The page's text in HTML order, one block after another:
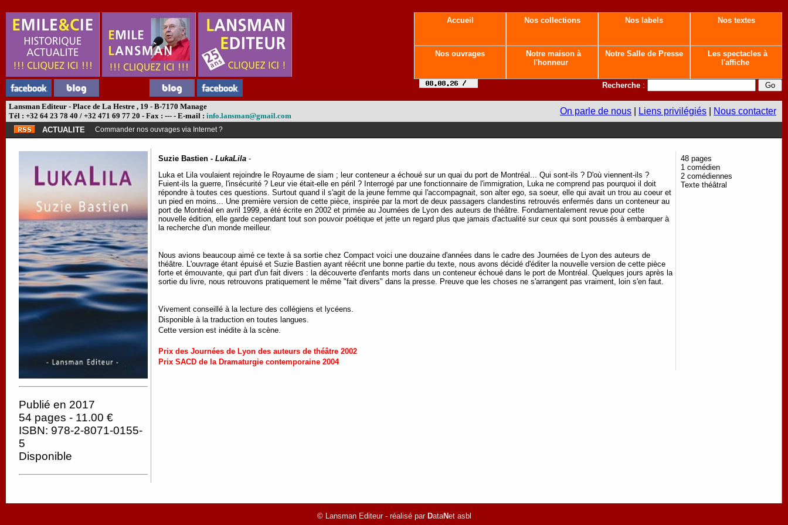
Accueil Nos collections Nos labels Nos textes
Nos ouvrages
Notre maison à
l'honneur
Notre Salle de Presse
Les spectacles à
l'affiche
Recherche :
Lansman Editeur - Place de La Hestre , 19 - B-7170 Manage
Tél : +32 64 23 78 40 / +32 471 69 77 20 - Fax : --- - E-mail : info.lansman@gmail.com On parle de nous Liens privilégiés Nous contacter
ACTUALITE Commander nos ouvrages via Internet ?
Publié en 2017
54 pages - 11.00 €
ISBN: 978-2-8071-0155-
5
Disponible
Suzie Bastien - LukaLila -
Luka et Lila voulaient rejoindre le Royaume de siam ; leur conteneur a échoué sur un quai du port de Montréal... Qui sont-ils ? D'où viennent-ils ?
Fuient-ils la guerre, l'insécurité ? Leur vie était-elle en péril ? Interrogé par une fonctionnaire de l'immigration, Luka ne comprend pas pourquoi il doit
répondre à toutes ces questions. Surtout quand il s'agit de la jeune femme qui l'accompagnait, son alter ego, sa soeur, elle qui avait un trou au coeur et
un pied en moins... Une première version de cette pièce, inspirée par la mort de deux passagers clandestins retrouvés enfermés dans un conteneur au
port de Montréal en avril 1999, a été écrite en 2002 et primée au Journées de Lyon des auteurs de théâtre. Fondamentalement revue pour cette
nouvelle édition, elle garde cependant tout son pouvoir poétique et jette un regard plus que jamais d'actualité sur ceux qui sont poussés à embarquer à
la recherche d'un monde meilleur.
Nous avions beaucoup aimé ce texte à sa sortie chez Compact voici une douzaine d'années dans le cadre des Journées de Lyon des auteurs de
théâtre. L'ouvrage étant épuisé et Suzie Bastien ayant réécrit une bonne partie du texte, nous avons décidé d'éditer la nouvelle version de cette pièce
forte et émouvante, qui part d'un fait divers : la découverte d'enfants morts dans un conteneur échoué dans le port de Montréal. Quelques jours après la
sortie du livre, nous retrouvons pratiquement le même "fait divers" dans la presse. Preuve que les choses ne s'arrangent pas vraiment, loin s'en faut.
Vivement conseillé à la lecture des collégiens et lycéens.
Disponible à la traduction en toutes langues.
Cette version est inédite à la scène.
Prix des Journées de Lyon des auteurs de théâtre 2002
Prix SACD de la Dramaturgie contemporaine 2004
48 pages
1 comédien
2 comédiennes
Texte théâtral
© Lansman Editeur - réalisé par DataNet asbl